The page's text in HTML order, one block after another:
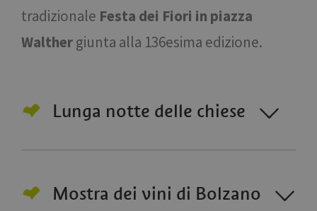
tradizionale Festa dei Fiori in piazza
Walthergiunta alla 136esima edizione.
Lunga notte delle chiese
Mostra dei vini di Bolzano